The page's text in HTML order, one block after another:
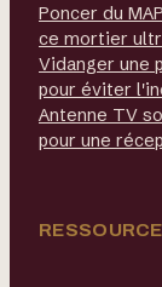
Poncer du
ce mortier
Vidanger une
pour éviter
Antenne TV
pour une